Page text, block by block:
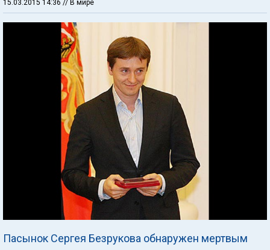
15.03.2015 14:36 // В мире
Пасынок Сергея Безрукова обнаружен мертвым